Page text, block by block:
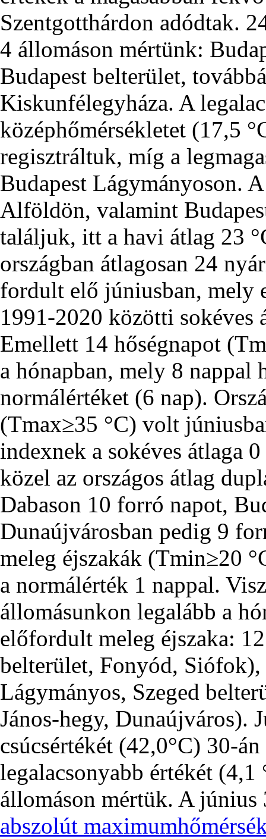
Szentgotthárdon adódtak.
4 állomáson mértünk:
Budapest belterület,
Kiskunfélegyháza. A
középhőmérsékletet (17,5
regisztráltuk, míg a
Budapest Lágymányoson.
Alföldön, valamint
találjuk, itt a havi átlag 23
országban átlagosan 24
fordult elő júniusban, mely
1991-2020 közötti sokéves
Emellett 14 hőségnapot
a hónapban, mely 8 nappal
normálértéket (6 nap).
(Tmax≥35 °C) volt
indexnek a sokéves átlaga
közel az országos átlag
Dabason 10 forró napot,
Dunaújvárosban pedig 9
meleg éjszakák (Tmin≥20
a normálérték 1 nappal.
állomásunkon legalább a
előfordult meleg éjszaka:
belterület, Fonyód, Siófok),
Lágymányos, Szeged
János-hegy, Dunaújváros).
csúcsértékét (42,0°C) 30-
legalacsonyabb értékét
állomáson mértük. A
abszolút